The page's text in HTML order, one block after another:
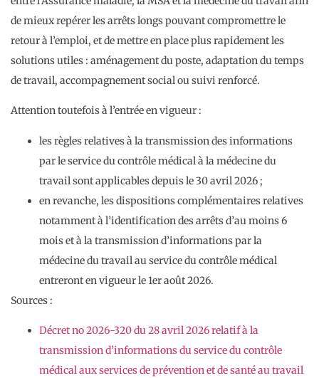
de mieux repérer les arrêts longs pouvant compromettre le
retour à l’emploi, et de mettre en place plus rapidement les
solutions utiles : aménagement du poste, adaptation du temps
de travail, accompagnement social ou suivi renforcé.
Attention toutefois à l’entrée en vigueur :
les règles relatives à la transmission des informations
par le service du contrôle médical à la médecine du
travail sont applicables depuis le 30 avril 2026 ;
en revanche, les dispositions complémentaires relatives
notamment à l’identification des arrêts d’au moins 6
mois et à la transmission d’informations par la
médecine du travail au service du contrôle médical
entreront en vigueur le 1er août 2026.
Sources :
Décret no 2026-320 du 28 avril 2026 relatif à la
transmission d’informations du service du contrôle
médical aux services de prévention et de santé au travail